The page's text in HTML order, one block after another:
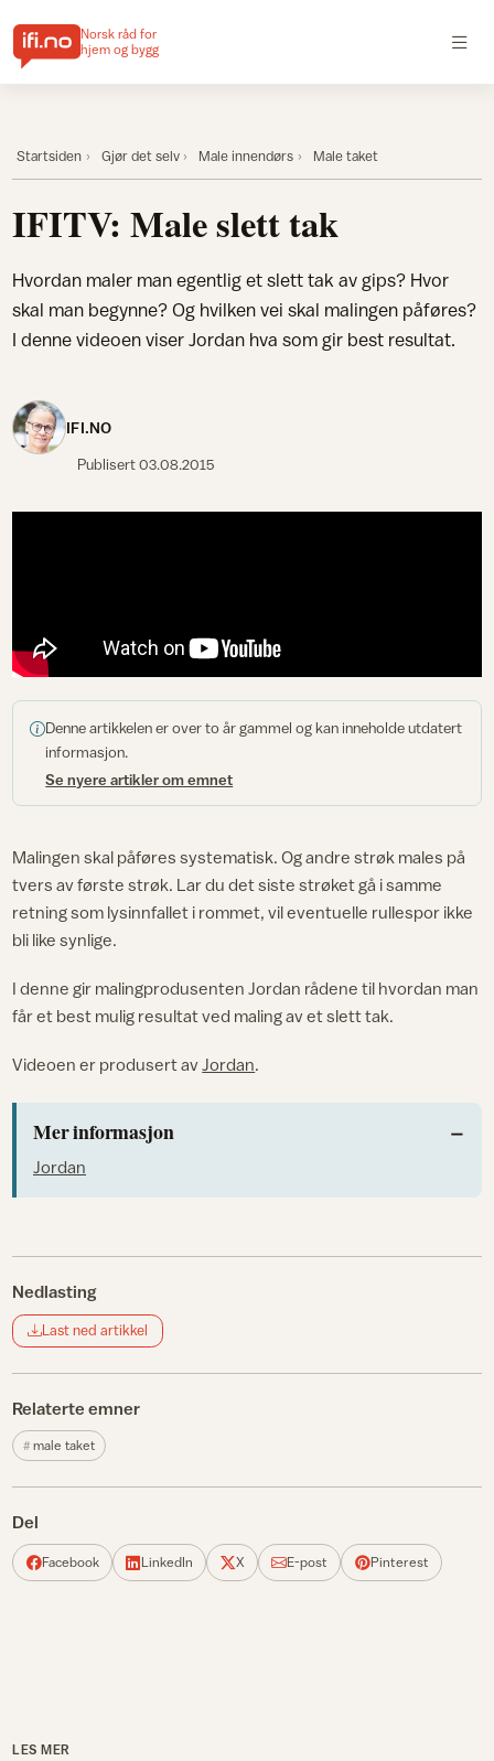
Norsk råd for
hjem og bygg
Startsiden Gjør det selv Male innendørs Male taket
IFITV: Male slett tak
Hvordan maler man egentlig et slett tak av gips? Hvor
skal man begynne? Og hvilken vei skal malingen påføres?
I denne videoen viser Jordan hva som gir best resultat.
IFI.NO
Publisert03.08.2015
Denne artikkelen er over to år gammel og kan inneholde utdatert
informasjon.
Se nyere artikler om emnet
Malingen skal påføres systematisk. Og andre strøk males på
tvers av første strøk. Lar du det siste strøket gå i samme
retning som lysinnfallet i rommet, vil eventuelle rullespor ikke
bli like synlige.
I denne gir malingprodusenten Jordan rådene til hvordan man
får et best mulig resultat ved maling av et slett tak.
Videoen er produsert av Jordan
Mer informasjon
Jordan
Nedlasting
Last ned artikkel
Relaterte emner
male taket
Del
Facebook LinkedIn X E-post Pinterest
LES MER